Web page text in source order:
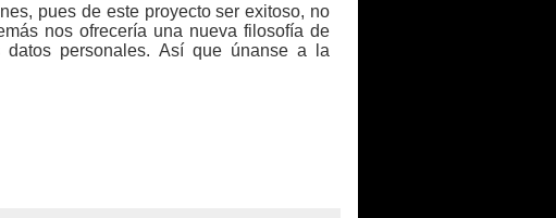
pues de este proyecto ser exitoso, no
nos ofrecería una nueva filosofía de
datos personales. Así que únanse a la